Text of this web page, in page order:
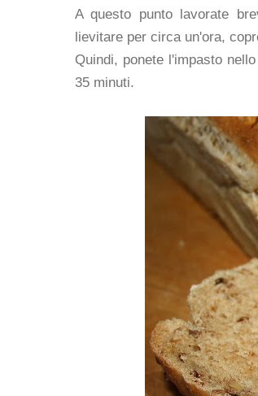
A questo punto lavorate
lievitare per circa un'ora,
Quindi, ponete l'impasto
35 minuti.